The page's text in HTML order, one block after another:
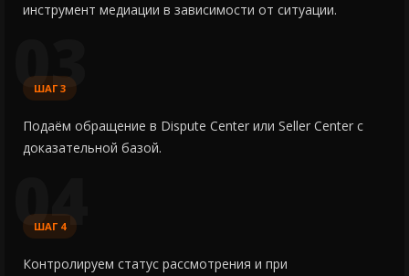
инструмент медиации в зависимости от ситуации.
03
ШАГ 3
Подаём обращение в Dispute Center или Seller Center с
доказательной базой.
04
ШАГ 4
Контролируем статус рассмотрения и при